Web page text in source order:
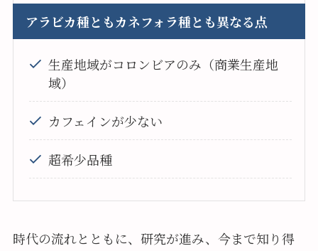
アラビカ種ともカネフォラ種とも異なる点
生産地域がコロンビアのみ（商業生産地
域）
カフェインが少ない
超希少品種
時代の流れとともに、研究が進み、今まで知り得